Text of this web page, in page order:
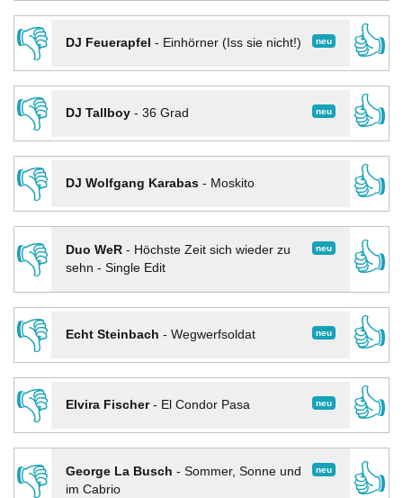
👎
neu
DJ Feuerapfel - Einhörner (Iss sie nicht!)
👍
👎
neu
DJ Tallboy- 36 Grad
👍
👎
DJ Wolfgang Karabas- Moskito
👍
👎
neu
Duo WeR- Höchste Zeit sich wieder zu
sehn - Single Edit
👍
👎
neu
Echt Steinbach - Wegwerfsoldat
👍
👎
neu
Elvira Fischer- El Condor Pasa
👍
👎
neu
George La Busch - Sommer, Sonne und
im Cabrio
👍